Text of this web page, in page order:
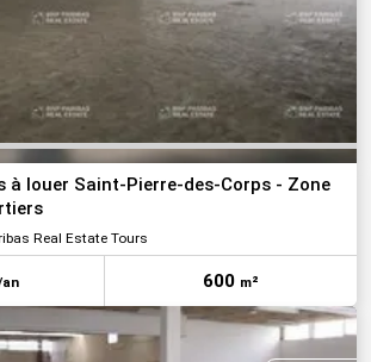
à louer Saint-Pierre-des-Corps - Zone
Real Estate Tours
an 600 m²